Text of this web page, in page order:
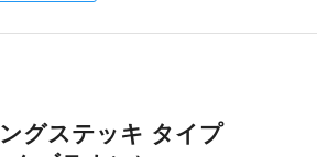
グステッキ タイプ